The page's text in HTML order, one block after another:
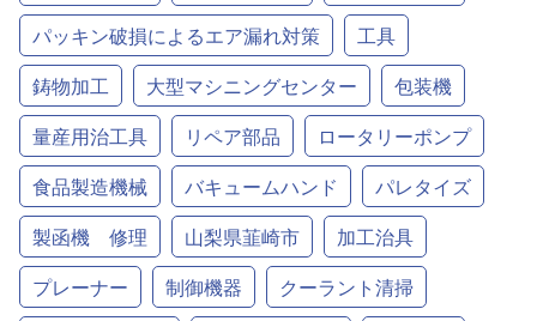
パッキン破損によるエア漏れ対策
工具
鋳物加工
大型マシニングセンター
包装機
量産用治工具
リペア部品
ロータリーポンプ
食品製造機械
バキュームハンド
パレタイズ
製函機 修理
山梨県韮崎市
加工治具
プレーナー
制御機器
クーラント清掃